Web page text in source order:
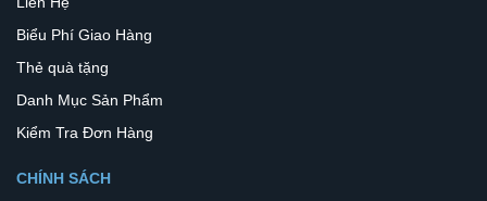
Biểu Phí Giao Hàng
Thẻ quà tặng
Danh Mục Sản Phẩm
Kiểm Tra Đơn Hàng
CHÍNH SÁCH